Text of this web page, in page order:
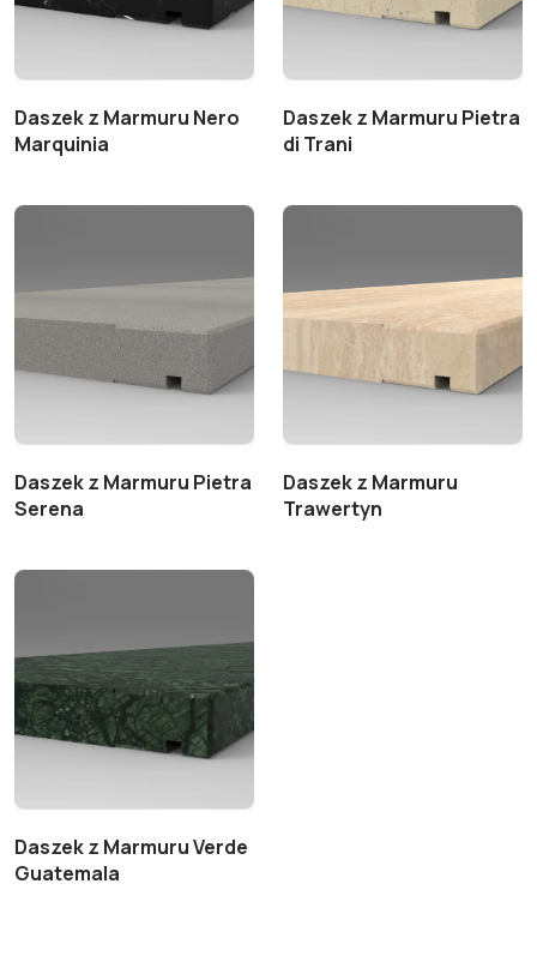
Daszek z Marmuru Nero
Marquinia
Daszek z Marmuru Pietra
di Trani
Daszek z Marmuru Pietra
Serena
Daszek z Marmuru
Trawertyn
Daszek z Marmuru Verde
Guatemala